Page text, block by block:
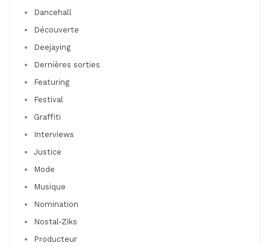
Dancehall
Découverte
Deejaying
Dernières sorties
Featuring
Festival
Graffiti
Interviews
Justice
Mode
Musique
Nomination
Nostal-Ziks
Producteur